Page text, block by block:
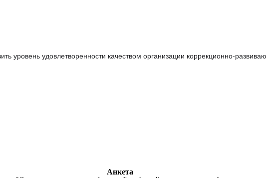
уровень удовлетворенности качеством организации коррекционно-
Анкета